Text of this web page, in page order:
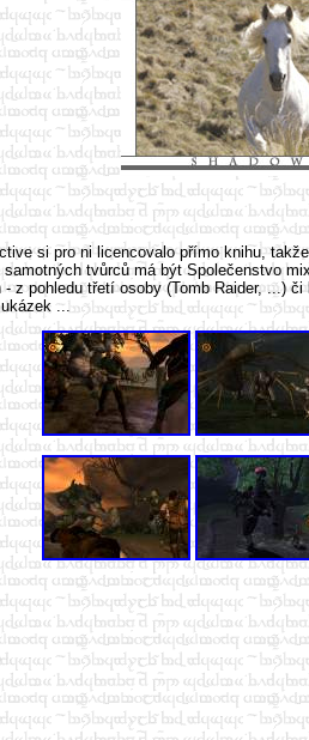
si pro ni licencovalo přímo knihu,
tvůrců má být Společenstvo
z pohledu třetí osoby (Tomb Raider, ...)
...